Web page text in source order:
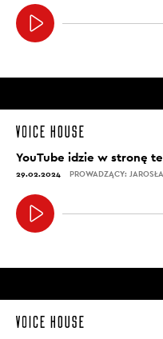
YouTube idzie w stronę
29.02.2024 PROWADZĄCY: